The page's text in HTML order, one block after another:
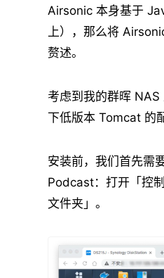
Airsonic 本身基于
上），那么将
赘述。
考虑到我的群晖
下低版本 Tomcat 的
安装前，我们首先需
Podcast：打开「控
文件夹」。